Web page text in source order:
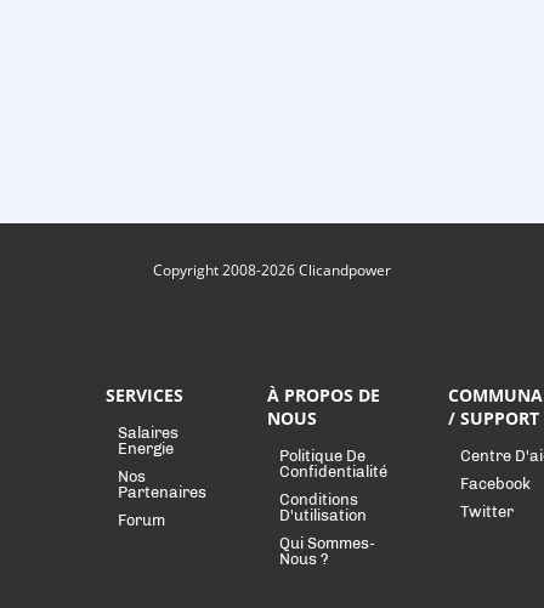
Copyright 2008-2026 Clicandpower
SERVICES
Salaires
Energie
Nos
Partenaires
Forum
À PROPOS DE
NOUS
Politique De
Confidentialité
Conditions
D'utilisation
Qui Sommes-
Nous ?
/ SUPPORT
Centre
Facebook
Twitter